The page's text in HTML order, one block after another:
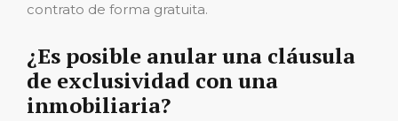
contrato de forma gratuita.
¿Es posible anular una cláusula
de exclusividad con una
inmobiliaria?